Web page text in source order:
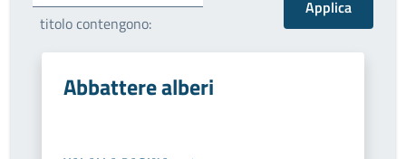
titolo contengono:
Abbattere alberi